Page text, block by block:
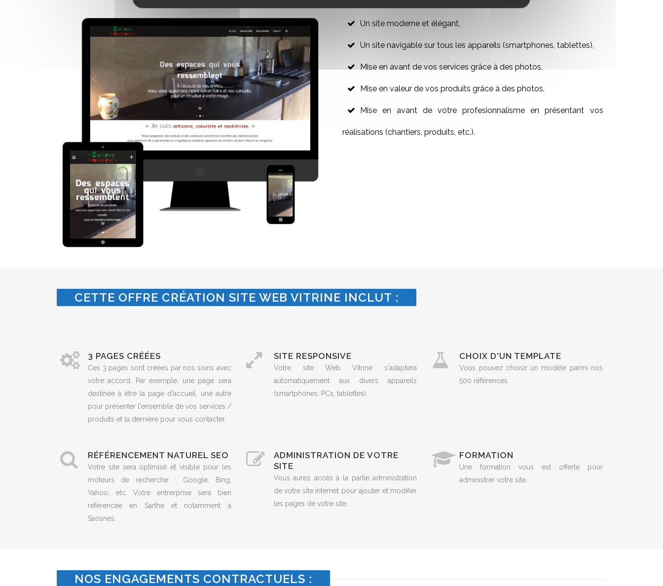
Un site moderne et élégant,
Un site navigable sur tous les appareils (smartphones, tablettes),
Mise en avant de vos services grâce à des photos,
Mise en valeur de vos produits grâce à des photos,
Mise en avant de votre profesionnalisme en présentant vos
réalisations (chantiers, produits, etc.).
CETTE OFFRE CRÉATION SITE WEB VITRINE INCLUT :
3 PAGES CRÉÉES
Ces 3 pages sont créées par nos soins avec
votre accord. Par exemple, une page sera
destinée à être la page d'accueil, une autre
pour présenter l'ensemble de vos services /
produits et la dernière pour vous contacter.
SITE RESPONSIVE
Votre site Web Vitrine s'adaptera
automatiquement aux divers appareils
(smartphones, PCs, tablettes).
CHOIX D'UN TEMPLATE
Vous pouvez choisir un modèle parmi nos
500 références.
RÉFÉRENCEMENT NATUREL SEO
Votre site sera optimisé et visible pour les
moteurs de recherche : Google, Bing,
Yahoo, etc. Votre entrerprise sera bien
référencée en Sarthe et notamment à
Saosnes.
ADMINISTRATION DE VOTRE
SITE
Vous aurez accès à la partie administration
de votre site internet pour ajouter et modifier
les pages de votre site.
FORMATION
Une formation vous est offerte pour
administrer votre site.
NOS ENGAGEMENTS CONTRACTUELS :